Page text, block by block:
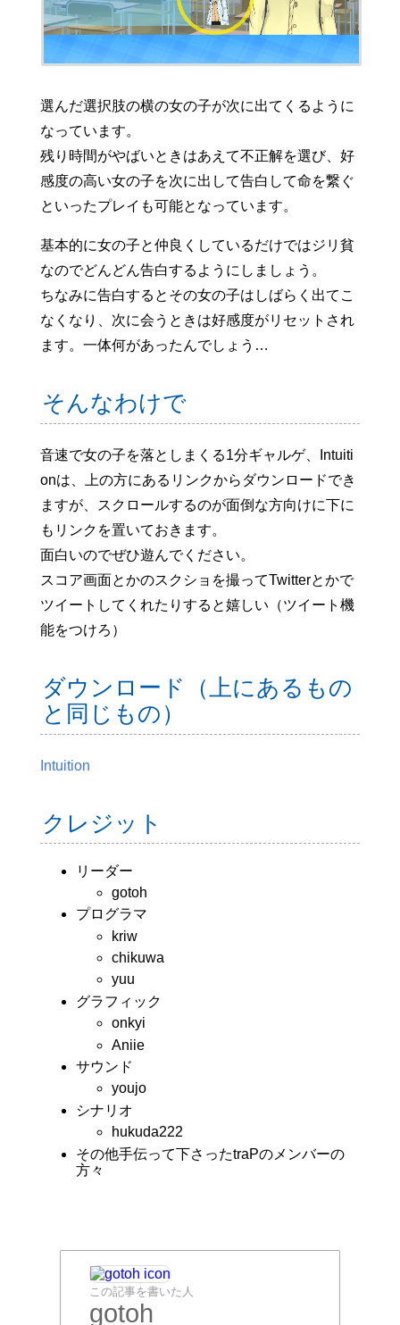
選んだ選択肢の横の女の子が次に出てくるように
なっています。
残り時間がやばいときはあえて不正解を選び、好
感度の高い女の子を次に出して告白して命を繋ぐ
といったプレイも可能となっています。
基本的に女の子と仲良くしているだけではジリ貧
なのでどんどん告白するようにしましょう。
ちなみに告白するとその女の子はしばらく出てこ
なくなり、次に会うときは好感度がリセットされ
ます。一体何があったんでしょう…
そんなわけで
音速で女の子を落としまくる1分ギャルゲ、Intuiti
onは、上の方にあるリンクからダウンロードでき
ますが、スクロールするのが面倒な方向けに下に
もリンクを置いておきます。
面白いのでぜひ遊んでください。
スコア画面とかのスクショを撮ってTwitterとかで
ツイートしてくれたりすると嬉しい（ツイート機
能をつけろ）
ダウンロード（上にあるもの
と同じもの）
Intuition
クレジット
リーダー
gotoh
プログラマ
kriw
chikuwa
yuu
グラフィック
onkyi
Aniie
サウンド
youjo
シナリオ
hukuda222
その他手伝って下さったtraPのメンバーの
方々
この記事を書いた人
gotoh